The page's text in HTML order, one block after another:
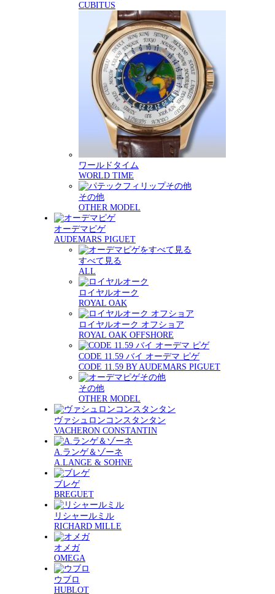
CUBITUS
ワールドタイム
WORLD TIME
その他
OTHER MODEL
オーデマピゲ
AUDEMARS PIGUET
すべて見る
ALL
ロイヤルオーク
ROYAL OAK
ロイヤルオーク オフショア
ROYAL OAK OFFSHORE
CODE 11.59 バイ オーデマ ピゲ
CODE 11.59 BY AUDEMARS PIGUET
その他
OTHER MODEL
ヴァシュロンコンスタンタン
VACHERON CONSTANTIN
A.ランゲ＆ゾーネ
A.LANGE & SOHNE
ブレゲ
BREGUET
リシャールミル
RICHARD MILLE
オメガ
OMEGA
ウブロ
HUBLOT